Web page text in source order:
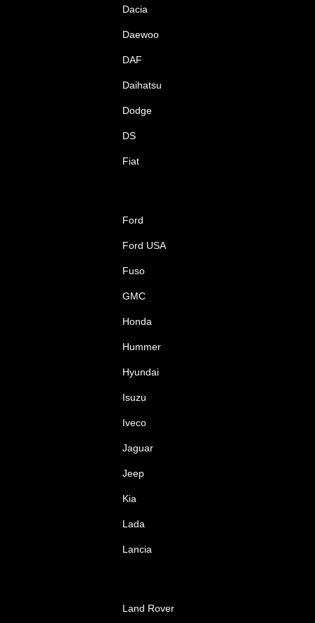
Dacia
Daewoo
DAF
Daihatsu
Dodge
DS
Fiat
Ford
Ford USA
Fuso
GMC
Honda
Hummer
Hyundai
Isuzu
Iveco
Jaguar
Jeep
Kia
Lada
Lancia
Land Rover